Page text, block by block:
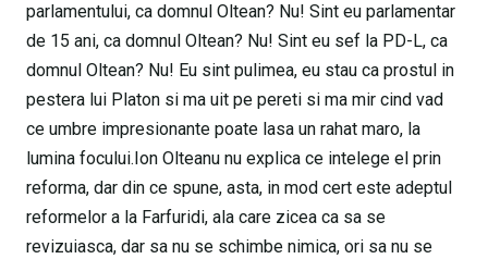
parlamentului, ca domnul Oltean? Nu! Sint eu parlamentar
de 15 ani, ca domnul Oltean? Nu! Sint eu sef la PD-L, ca
domnul Oltean? Nu! Eu sint pulimea, eu stau ca prostul in
pestera lui Platon si ma uit pe pereti si ma mir cind vad
ce umbre impresionante poate lasa un rahat maro, la
lumina focului.Ion Olteanu nu explica ce intelege el prin
reforma, dar din ce spune, asta, in mod cert este adeptul
reformelor a la Farfuridi, ala care zicea ca sa se
revizuiasca, dar sa nu se schimbe nimica, ori sa nu se